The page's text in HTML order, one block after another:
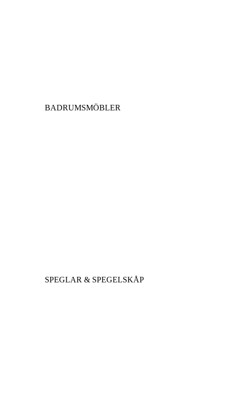
BADRUMSMÖBLER
SPEGLAR & SPEGELSKÅP